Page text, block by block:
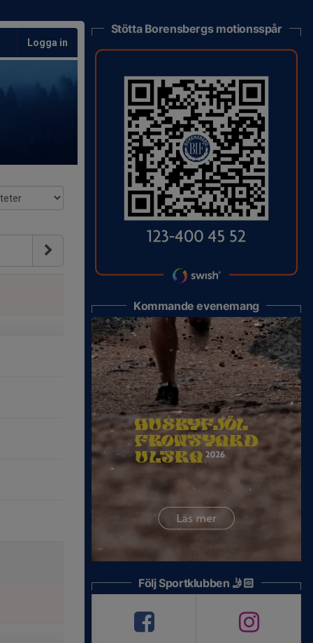
Logga in
Stötta Borensbergs motionsspår
Kommande evenemang
Följ Sportklubben 🤳🏻